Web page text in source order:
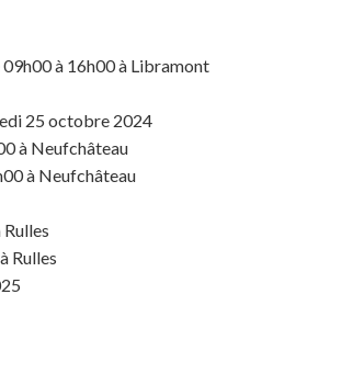
à 16h00 à Libramont
25 octobre 2024
à Neufchâteau
à Neufchâteau
Rulles